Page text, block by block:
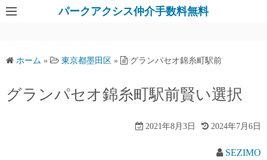
パークアクシス仲介手数料無料
ホーム » 東京都墨田区 » グランパセオ錦糸町駅前
グランパセオ錦糸町駅前賢い選択
2021年8月3日 2024年7月6日
SEZIMO